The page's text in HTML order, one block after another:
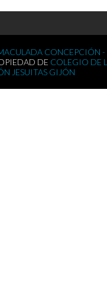
CONCEPCIÓN -
DE COLEGIO DE
JESUITAS GIJÓN